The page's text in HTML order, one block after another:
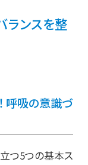
ランスを整
呼吸の意識づ
つ5つの基本ス